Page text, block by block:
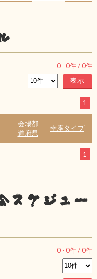
0 - 0件 /0件
1
会場都
道府県
幸座タイプ
1
スケジュー
0 - 0件 /0件